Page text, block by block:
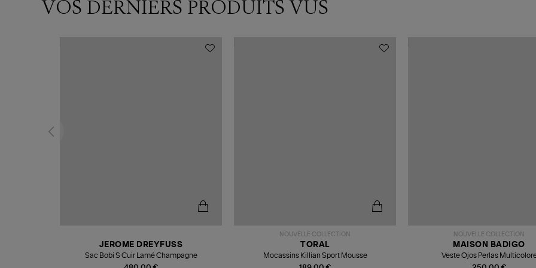
VOS DERNIERS PRODUITS VUS
JEROME DREYFUSS
Sac Bobi S Cuir Lamé Champagne
NOUVELLE COLLECTION
TORAL
Mocassins Killian Sport Mousse
NOUVELLE COLLECTION
MAISON BADIGO
Veste Ojos Perlas